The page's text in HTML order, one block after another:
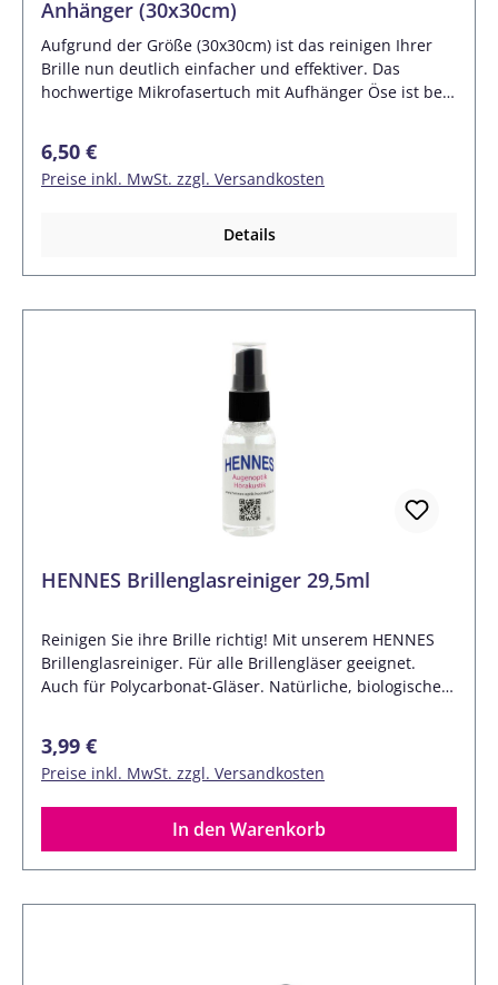
Anhänger (30x30cm)
Aufgrund der Größe (30x30cm) ist das reinigen Ihrer
Brille nun deutlich einfacher und effektiver. Das
hochwertige Mikrofasertuch mit Aufhänger Öse ist bei
Polyester, 20% Polyamid- Die Fasern sind 16-fach
gespalten- Beide Seiten sind gebürstet- Hohe
schonend für die zu reinigende Oberfläche- Voll
randgenähtLieferumfang: 1x Optilux Highend Brillen-
Regulärer Preis:
6,50 €
Preise inkl. MwSt. zzgl. Versandkosten
Details
HENNES Brillenglasreiniger 29,5ml
Reinigen Sie ihre Brille richtig! Mit unserem HENNES
Brillenglasreiniger. Für alle Brillengläser geeignet.
Auch für Polycarbonat-Gläser. Natürliche, biologische
Brillengläser gründlich. Anwendung:- Hartnäckigen
Schmutz erst mit Wasser entfernen.- Reiniger
aufsprühen und mit dem Mikrofasertuch
trockenwischen. Lieferumfang:1x HENNES
Brillenglasreiniger 29,5ml (Pumpspray)
Regulärer Preis:
3,99 €
Preise inkl. MwSt. zzgl. Versandkosten
In den Warenkorb